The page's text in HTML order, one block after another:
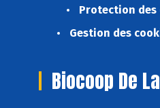
Protection des
Gestion des
Biocoop De